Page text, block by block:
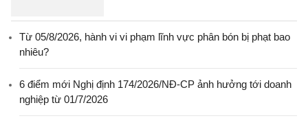
Từ 05/8/2026, hành vi vi phạm lĩnh vực phân bón bị phạt bao
nhiêu?
6 điểm mới Nghị định 174/2026/NĐ-CP ảnh hưởng tới doanh
nghiệp từ 01/7/2026